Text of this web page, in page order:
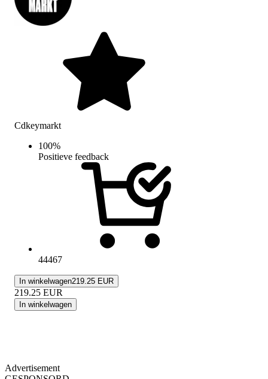
Cdkeymarkt
100%
Positieve feedback
44467
In winkelwagen219.25 EUR
219.25 EUR
In winkelwagen
Advertisement